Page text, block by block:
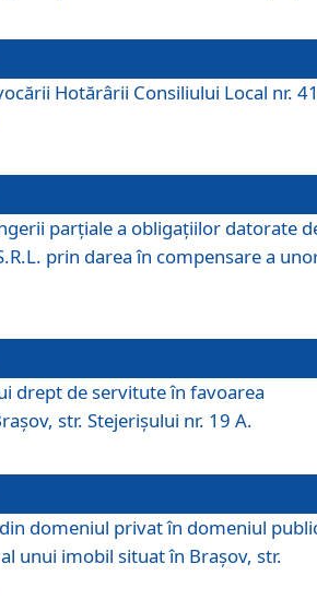
Hotărârii Consiliului Local nr.
parţiale a obligaţiilor datorate
prin darea în compensare a
drept de servitute în favoarea
str. Stejerişului nr. 19 A.
domeniul privat în domeniul
unui imobil situat în Braşov, str.